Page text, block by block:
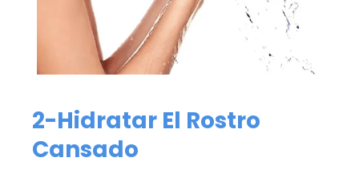
2-Hidratar El Rostro
Cansado